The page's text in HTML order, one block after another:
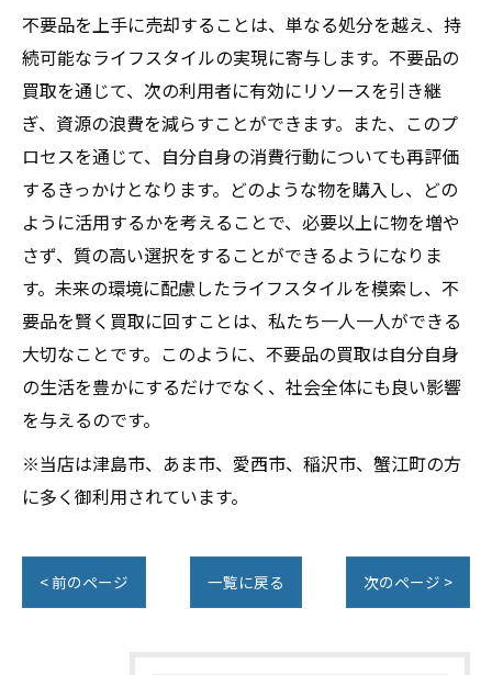
不要品を上手に売却することは、単なる処分を越え、持
続可能なライフスタイルの実現に寄与します。不要品の
買取を通じて、次の利用者に有効にリソースを引き継
ぎ、資源の浪費を減らすことができます。また、このプ
ロセスを通じて、自分自身の消費行動についても再評価
するきっかけとなります。どのような物を購入し、どの
ように活用するかを考えることで、必要以上に物を増や
さず、質の高い選択をすることができるようになりま
す。未来の環境に配慮したライフスタイルを模索し、不
要品を賢く買取に回すことは、私たち一人一人ができる
大切なことです。このように、不要品の買取は自分自身
の生活を豊かにするだけでなく、社会全体にも良い影響
を与えるのです。
※当店は津島市、あま市、愛西市、稲沢市、蟹江町の方
に多く御利用されています。
< 前のページ 一覧に戻る 次のページ >